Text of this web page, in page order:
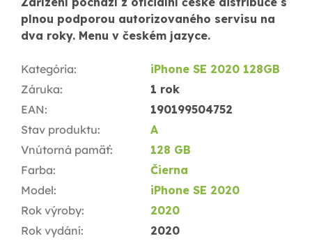
plnou podporou autorizovaného servisu na
dva roky. Menu v českém jazyce.
Kategória:
iPhone SE 2020 128GB
Záruka:
1 rok
EAN:
190199504752
Stav produktu:
A
Vnútorná pamäť:
128 GB
Farba:
Čierna
Model:
iPhone SE 2020
Rok výroby:
2020
Rok vydání:
2020